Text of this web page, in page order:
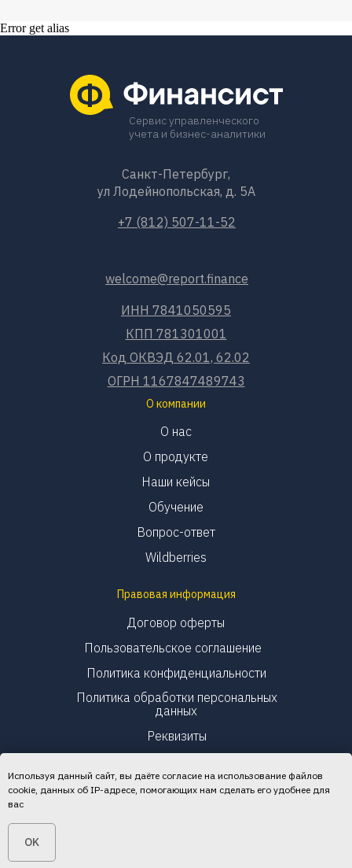
Используя данный сайт, вы даёте согласие на использование файлов
cookie, данных об IP-адресе, помогающих нам сделать его удобнее для
вас
OK
Error get alias
Сервис управленческого
учета и бизнес-аналитики
О компании
+7 (812) 507-11-52
Санкт-Петербург,
ул Лодейнопольская, д. 5А
welcome@report.finance
О нас
О продукте
Наши кейсы
Обучение
Вопрос-ответ
Правовая информация
Договор оферты
Пользовательское соглашение
Политика конфиденциальности
Политика обработки персональных
данных
Wildberries
ИНН 7841050595
Реквизиты
КПП 781301001
Код ОКВЭД 62.01, 62.02
ОГРН 1167847489743